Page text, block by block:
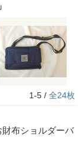
1-5 / 全24枚
布ショルダーバ